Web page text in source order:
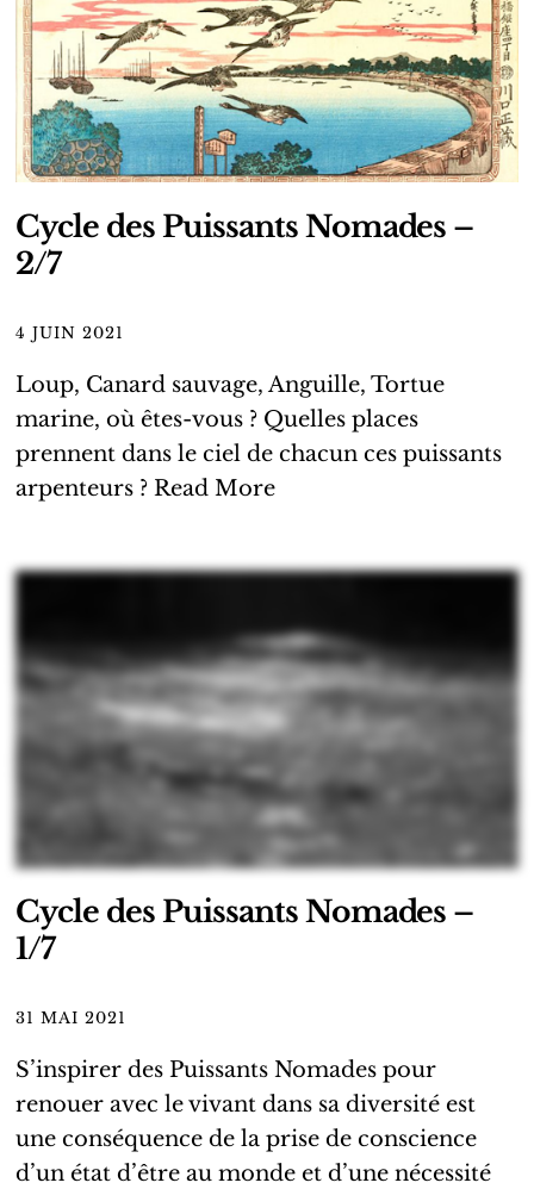
Cycle des Puissants Nomades –
2/7
4 JUIN 2021
Loup, Canard sauvage, Anguille, Tortue
marine, où êtes-vous ? Quelles places
prennent dans le ciel de chacun ces puissants
arpenteurs ?Read More
Cycle des Puissants Nomades –
1/7
31 MAI 2021
S’inspirer des Puissants Nomades pour
renouer avec le vivant dans sa diversité est
une conséquence de la prise de conscience
d’un état d’être au monde et d’une nécessité